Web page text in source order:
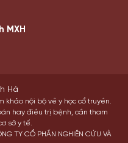
Hà
nội bộ về y học cổ truyền.
hay điều trị bệnh, cần tham
sở y tế.
TY CỔ PHẦN NGHIÊN CỨU VÀ